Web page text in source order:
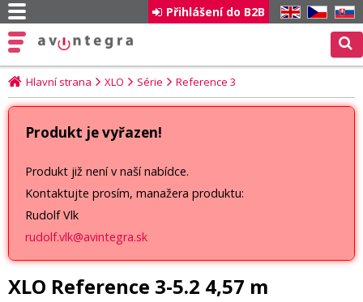
EN CZ SK
Přihlášení do B2B
Hlavní strana XLO Série Reference 3
Produkt je vyřazen!
Produkt již není v naší nabídce.
Kontaktujte prosím, manažera produktu:
Rudolf Vlk
rudolf.vlk@avintegra.sk
XLO Reference 3-5.2 4,57 m